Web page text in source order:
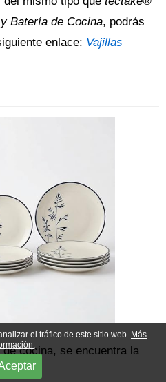
Batería de Cocina, podrás
enlace: Vajillas
cocina, se encuentra la
el tráfico de este sitio web. Más